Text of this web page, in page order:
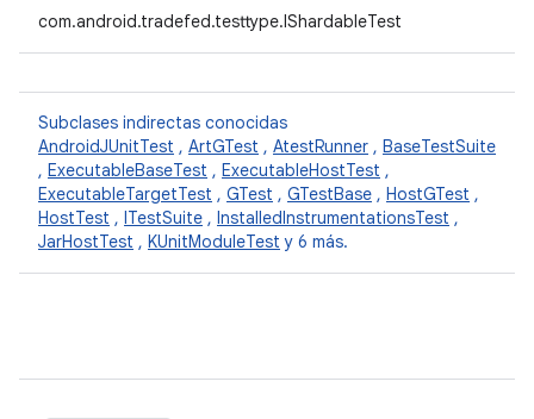
com.android.tradefed.testtype.IShardableTest
Subclases indirectas conocidas
AndroidJUnitTest , ArtGTest , AtestRunner , BaseTestSuite
, ExecutableBaseTest , ExecutableHostTest ,
ExecutableTargetTest , GTest , GTestBase , HostGTest ,
HostTest , ITestSuite , InstalledInstrumentationsTest ,
JarHostTest , KUnitModuleTest y 6 más.